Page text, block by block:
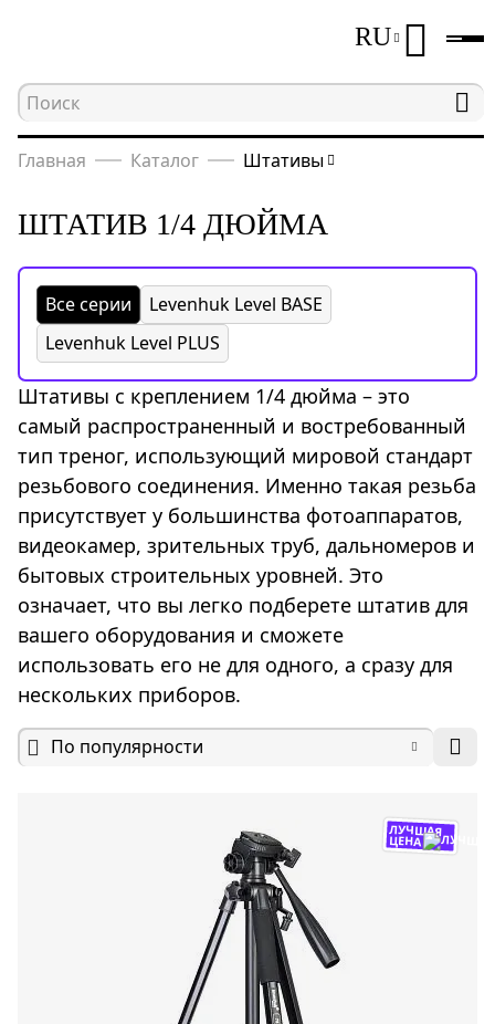
RU
Главная Каталог Штативы
ШТАТИВ 1/4 ДЮЙМА
Все серии
Levenhuk Level BASE
Levenhuk Level PLUS
Штативы с креплением 1/4 дюйма – это
самый распространенный и востребованный
тип треног, использующий мировой стандарт
резьбового соединения. Именно такая резьба
присутствует у большинства фотоаппаратов,
видеокамер, зрительных труб, дальномеров и
бытовых строительных уровней. Это
означает, что вы легко подберете штатив для
вашего оборудования и сможете
использовать его не для одного, а сразу для
нескольких приборов.
По популярности
ЛУЧШАЯ
ЦЕНА